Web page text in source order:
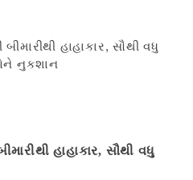
હાહાકાર, સૌથી વધુ